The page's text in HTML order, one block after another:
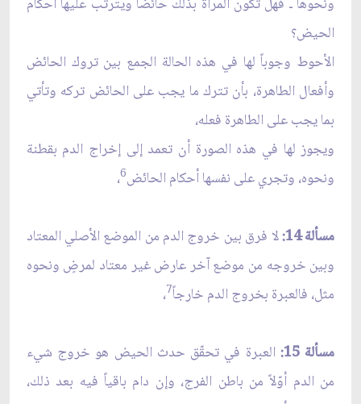
الحيض؟
الأحوط وجوباً لها في هذه الحالة الجمع بين تروك الحائض
وأفعال الطاهرة، بأن تترك ما يجب على الحائض تركه وتأتي
بما يجب على الطاهرة فعله،
ويجوز لها في هذه الصورة أن تعمد إلى إخراج الدم بقطنة
ونحوه، وتجري على نفسها أحكام الحائض6،
مسألة 14:
لا فرق بين خروج الدم من الموضع الأصلي المعتاد
وبين خروجه من موضع آخر عارض غير معتاد لمرضٍ ونحوه
مثل، فالعبرة بخروج الدم خارجاً7،
مسألة 15:
العبرة في تحقّق حدث الحيض هو خروج شيء
من الدم أوّلاً من باطن الفرج، وإن دام باقياً فيه بعد ذلك،